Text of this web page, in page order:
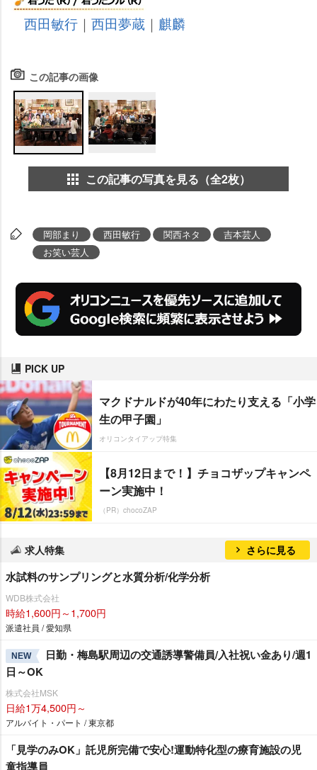
西田敏行 ｜ 西田夢蔵 ｜ 麒麟
この記事の画像
この記事の写真を見る（全2枚）
岡部まり 西田敏行 関西ネタ
吉本芸人
お笑い芸人
PICK UP
マクドナルドが40年にわたり支える「小学
生の甲子園」
オリコンタイアップ特集
【8月12日まで！】チョコザップキャンペ
ーン実施中！
（PR）chocoZAP
求人特集 さらに見る
水試料のサンプリングと水質分析/化学分析
WDB株式会社
時給1,600円～1,700円
派遣社員 / 愛知県
NEW
日勤・梅島駅周辺の交通誘導警備員/入社祝い金あり/週1
日～OK
株式会社MSK
日給1万4,500円～
アルバイト・パート / 東京都
「見学のみOK」託児所完備で安心!運動特化型の療育施設の児
童指導員